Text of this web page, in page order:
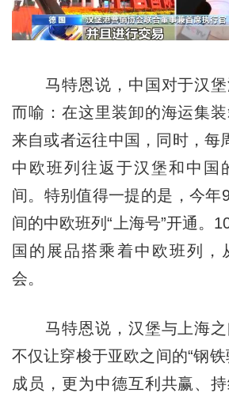
马特恩说，中国对于汉堡
而喻：在这里装卸的海运集
来自或者运往中国，同时，每
中欧班列往返于汉堡和中国
间。特别值得一提的是，今年
间的中欧班列“上海号”开通。
国的展品搭乘着中欧班列，
会。
马特恩说，汉堡与上海之
不仅让穿梭于亚欧之间的“钢
成员，更为中德互利共赢、